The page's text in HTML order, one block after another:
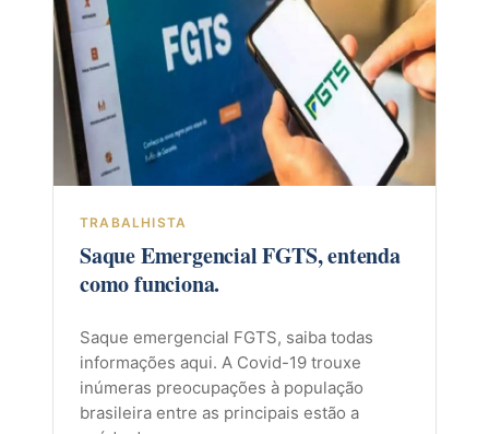
TRABALHISTA
Saque Emergencial FGTS, entenda
como funciona.
Saque emergencial FGTS, saiba todas
informações aqui. A Covid-19 trouxe
inúmeras preocupações à população
brasileira entre as principais estão a